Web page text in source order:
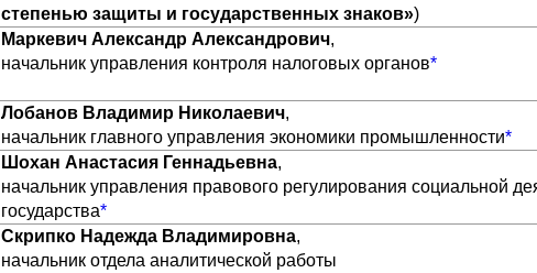
степенью защиты и государственных знаков»)
Маркевич Александр Александрович,
начальник управления контроля налоговых органов*
Лобанов Владимир Николаевич,
начальник главного управления экономики промышленности*
Шохан Анастасия Геннадьевна,
начальник управления правового регулирования социальной
государства*
Скрипко Надежда Владимировна,
начальник отдела аналитической работы